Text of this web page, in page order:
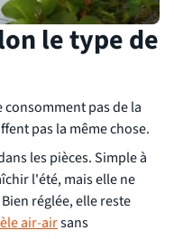
le type de
pas de la
pas la même chose.
les pièces. Simple à
l'été, mais elle ne
réglée, elle reste
air-airsans